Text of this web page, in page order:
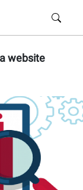
website